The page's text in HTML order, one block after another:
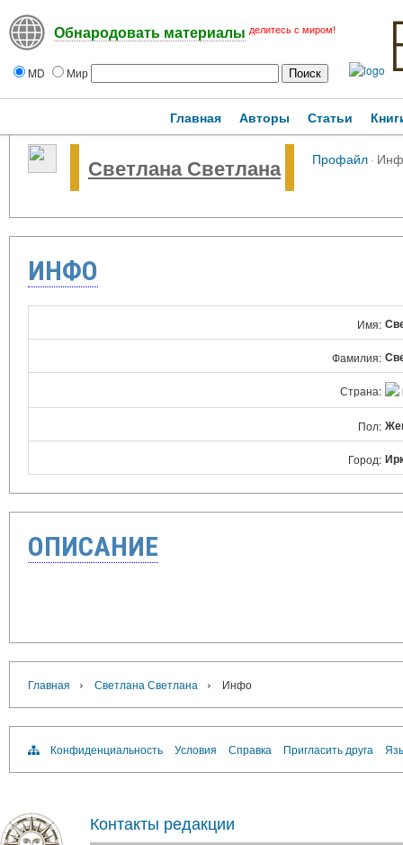
Обнародовать материалы делитесь с миром!
MD Мир
Главная Авторы Статьи
Светлана Светлана Профайл·
ИНФО
Имя:
Фамилия:
Страна:
Пол:
Город:
ОПИСАНИЕ
Главная › Светлана Светлана › Инфо
Конфиденциальность Условия Справка Пригласить друга
Контакты редакции